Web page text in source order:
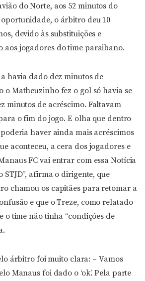
do Norte, aos 52 minutos do
o árbitro deu 10
devido às substituições e
aos jogadores do time paraibano.
havia dado dez minutos de
o Matheuzinho fez o gol só havia se
minutos de acréscimo. Faltavam
o fim do jogo. E olha que dentro
haver ainda mais acréscimos
aconteceu, a cera dos jogadores e
FC vai entrar com essa Notícia
afirma o dirigente, que
chamou os capitães para retomar a
e que o Treze, como relatado
o time não tinha “condições de
árbitro foi muito clara: – Vamos
Manaus foi dado o ‘ok’. Pela parte